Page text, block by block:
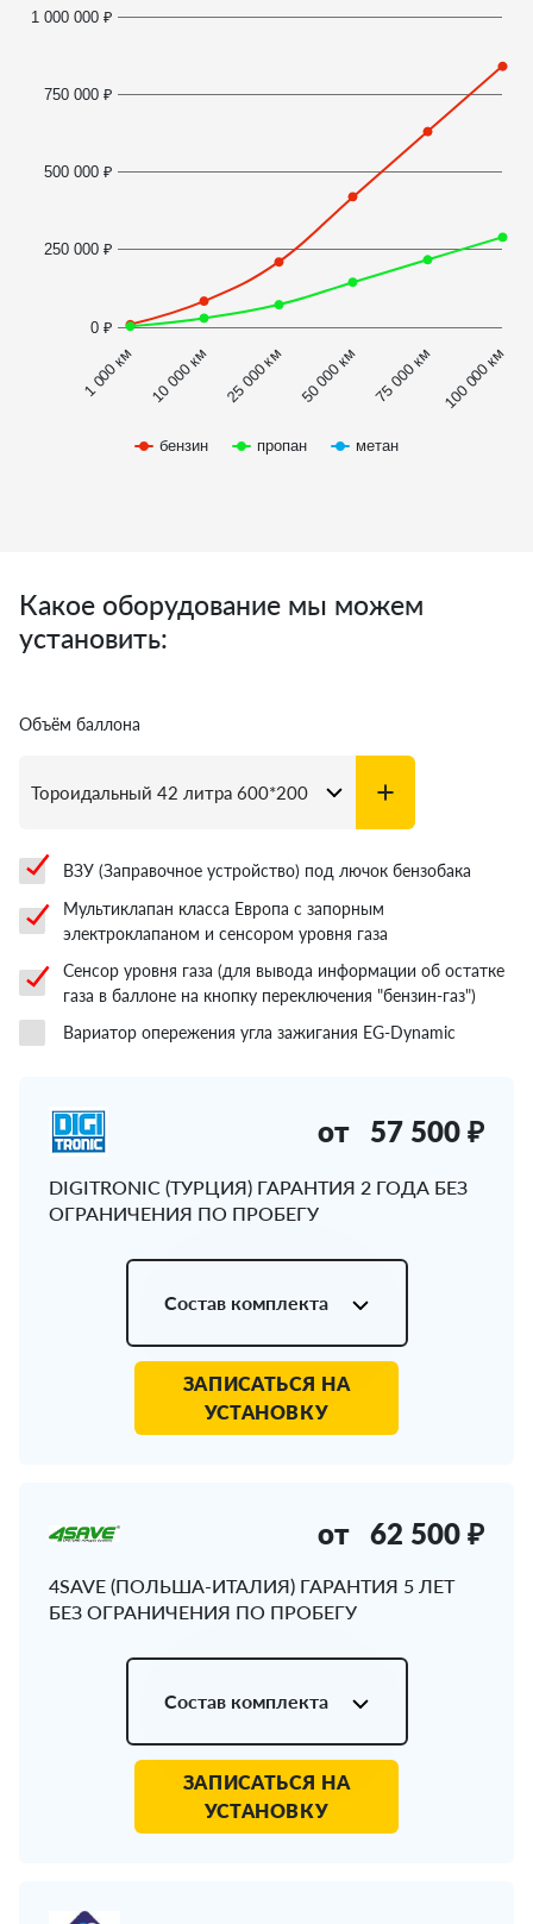
бензин пропан метан
1 000 км 10 000 км 25 000 км 50 000 км 75 000 км 100 000 км
0 ₽
1 000 000 ₽
250 000 ₽
500 000 ₽
750 000 ₽
Какое оборудование мы можем
установить:
Объём баллона
ВЗУ (Заправочное устройство) под лючок бензобака
Мультиклапан класса Европа с запорным
электроклапаном и сенсором уровня газа
Сенсор уровня газа (для вывода информации об остатке
газа в баллоне на кнопку переключения "бензин-газ")
Вариатор опережения угла зажигания EG-Dynamic
DIGITRONIC (ТУРЦИЯ) ГАРАНТИЯ 2 ГОДА БЕЗ
ОГРАНИЧЕНИЯ ПО ПРОБЕГУ
от 57 500 ₽
Состав комплекта
ЗАПИСАТЬСЯ НА
УСТАНОВКУ
4SAVE (ПОЛЬША-ИТАЛИЯ) ГАРАНТИЯ 5 ЛЕТ
БЕЗ ОГРАНИЧЕНИЯ ПО ПРОБЕГУ
от 62 500 ₽
Состав комплекта
ЗАПИСАТЬСЯ НА
УСТАНОВКУ